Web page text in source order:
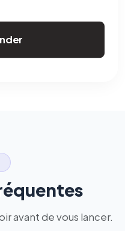
avant de vous lancer.